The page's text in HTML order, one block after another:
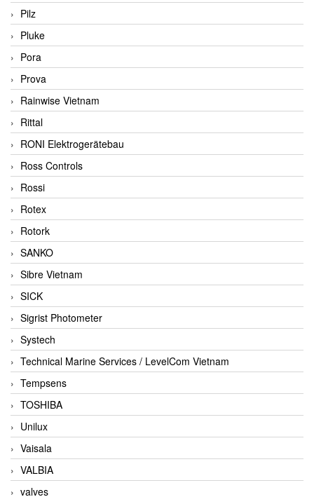
Pilz
Pluke
Pora
Prova
Rainwise Vietnam
Rittal
RONI Elektrogerätebau
Ross Controls
Rossi
Rotex
Rotork
SANKO
Sibre Vietnam
SICK
Sigrist Photometer
Systech
Technical Marine Services / LevelCom Vietnam
Tempsens
TOSHIBA
Unilux
Vaisala
VALBIA
valves